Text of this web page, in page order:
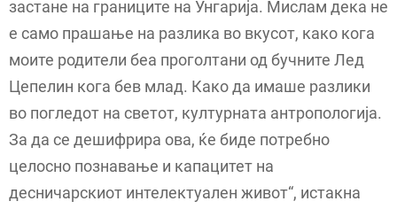
застане на границите на Унгарија. Мислам дека не
е само прашање на разлика во вкусот, како кога
моите родители беа проголтани од бучните Лед
Цепелин кога бев млад. Како да имаше разлики
во погледот на светот, културната антропологија.
За да се дешифрира ова, ќе биде потребно
целосно познавање и капацитет на
десничарскиот интелектуален живот“, истакна